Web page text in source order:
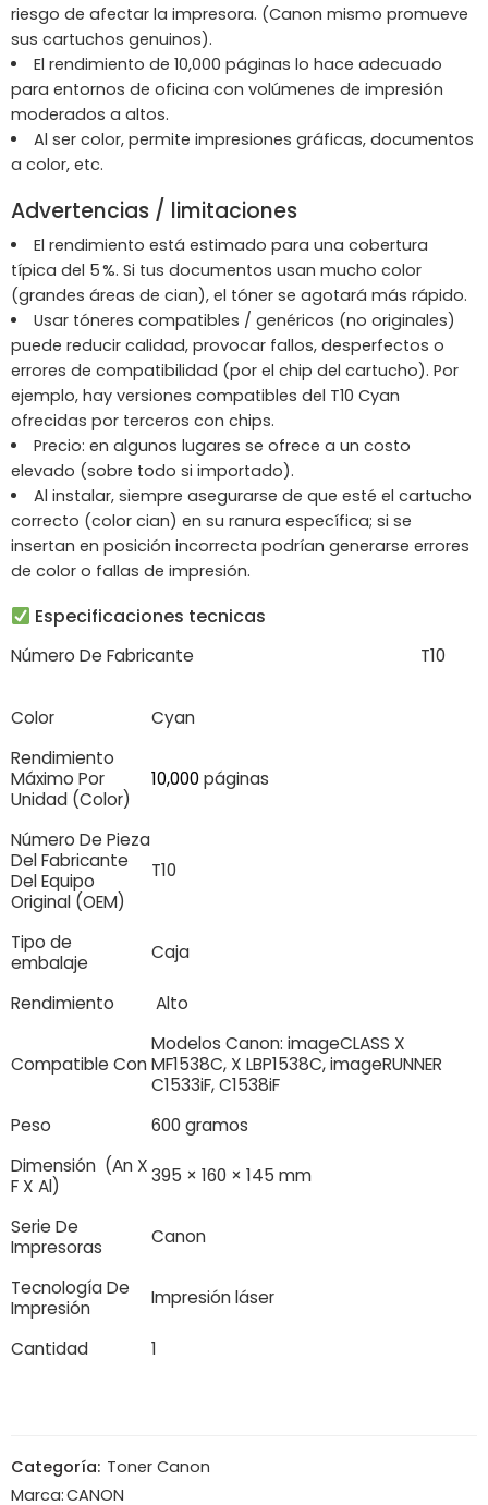
riesgo de afectar la impresora. (Canon mismo promueve
sus cartuchos genuinos).
El rendimiento de 10,000 páginas lo hace adecuado
para entornos de oficina con volúmenes de impresión
moderados a altos.
Al ser color, permite impresiones gráficas, documentos
a color, etc.
Advertencias / limitaciones
El rendimiento está estimado para una cobertura
típica del 5 %. Si tus documentos usan mucho color
(grandes áreas de cian), el tóner se agotará más rápido.
Usar tóneres compatibles / genéricos (no originales)
puede reducir calidad, provocar fallos, desperfectos o
errores de compatibilidad (por el chip del cartucho). Por
ejemplo, hay versiones compatibles del T10 Cyan
ofrecidas por terceros con chips.
Precio: en algunos lugares se ofrece a un costo
elevado (sobre todo si importado).
Al instalar, siempre asegurarse de que esté el cartucho
correcto (color cian) en su ranura específica; si se
insertan en posición incorrecta podrían generarse errores
de color o fallas de impresión.
Especificaciones tecnicas
Número De Fabricante T10
Color
Cyan
Rendimiento
Máximo Por
Unidad (Color)
10,000páginas
Número De Pieza
Del Fabricante
Del Equipo
Original (OEM)
T10
Tipo de
embalaje
Caja
Rendimiento Alto
Compatible Con
Modelos Canon: imageCLASS X
MF1538C, X LBP1538C, imageRUNNER
C1533iF, C1538iF
Peso
600 gramos
Dimensión (An X
F X Al)
395 × 160 × 145 mm
Serie De
Impresoras
Canon
Tecnología De
Impresión
Impresión láser
Cantidad 1
Categoría: Toner Canon
Marca:CANON